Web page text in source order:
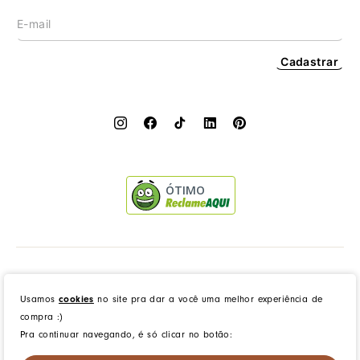
Usamos cookies no site pra dar a você uma melhor experiência de
compra :)
Pra continuar navegando, é só clicar no botão:
Cadastrar
ÓTIMO
created byCommerceGrowth| powered by